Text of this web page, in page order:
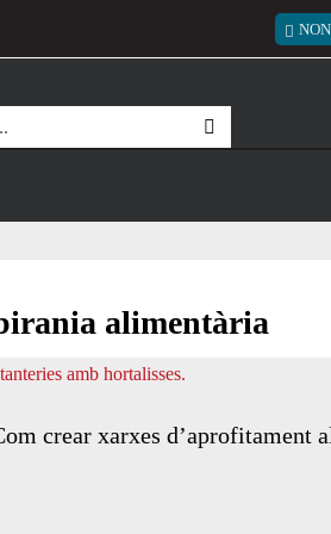
alimentària
crear xarxes d’aprofitament